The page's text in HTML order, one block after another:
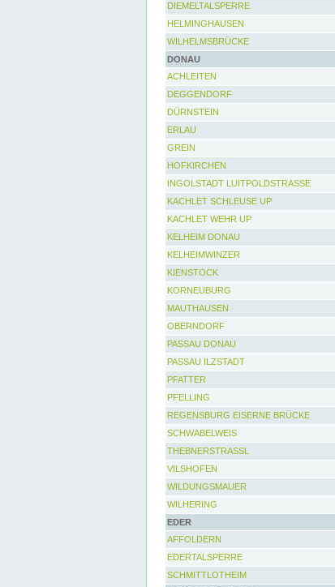
DIEMELTALSPERRE
HELMINGHAUSEN
WILHELMSBRÜCKE
DONAU
ACHLEITEN
DEGGENDORF
DÜRNSTEIN
ERLAU
GREIN
HOFKIRCHEN
INGOLSTADT LUITPOLDSTRASSE
KACHLET SCHLEUSE UP
KACHLET WEHR UP
KELHEIM DONAU
KELHEIMWINZER
KIENSTOCK
KORNEUBURG
MAUTHAUSEN
OBERNDORF
PASSAU DONAU
PASSAU ILZSTADT
PFATTER
PFELLING
REGENSBURG EISERNE BRÜCKE
SCHWABELWEIS
THEBNERSTRASSL
VILSHOFEN
WILDUNGSMAUER
WILHERING
EDER
AFFOLDERN
EDERTALSPERRE
SCHMITTLOTHEIM